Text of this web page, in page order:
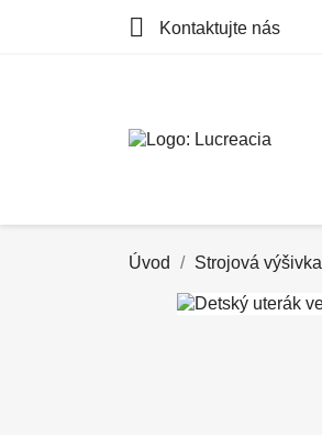
 Kontaktujte nás
Úvod Strojová výšivka